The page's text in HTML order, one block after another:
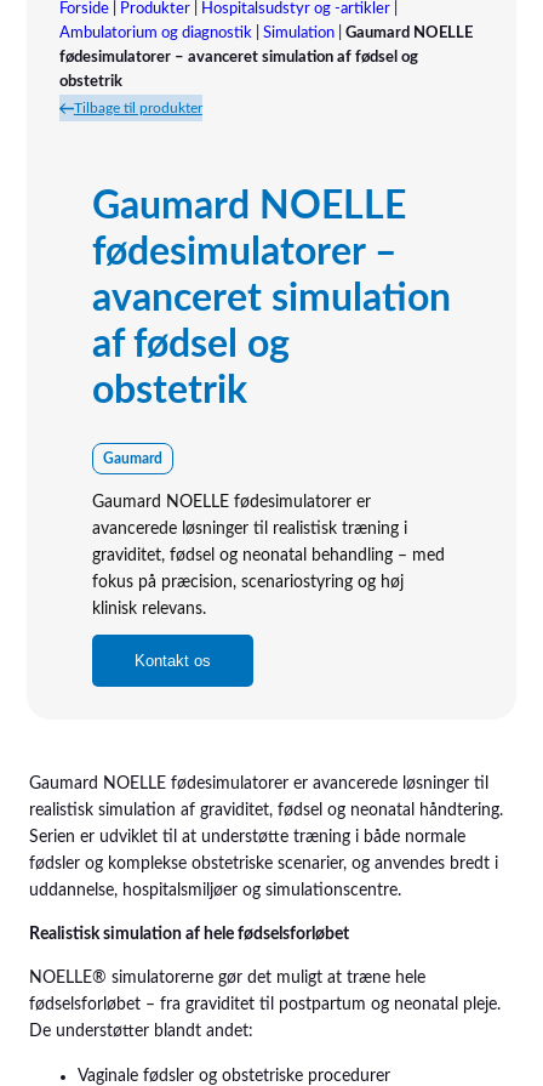
Forside| Produkter| Hospitalsudstyr og -artikler|
Ambulatorium og diagnostik| Simulation| Gaumard NOELLE
fødesimulatorer – avanceret simulation af fødsel og
obstetrik
Tilbage til produkter
Gaumard NOELLE
fødesimulatorer –
avanceret simulation
af fødsel og
obstetrik
Gaumard
Gaumard NOELLE fødesimulatorer er
avancerede løsninger til realistisk træning i
graviditet, fødsel og neonatal behandling – med
fokus på præcision, scenariostyring og høj
klinisk relevans.
Kontakt os
Gaumard NOELLE fødesimulatorer er avancerede løsninger til
realistisk simulation af graviditet, fødsel og neonatal håndtering.
Serien er udviklet til at understøtte træning i både normale
fødsler og komplekse obstetriske scenarier, og anvendes bredt i
uddannelse, hospitalsmiljøer og simulationscentre.
Realistisk simulation af hele fødselsforløbet
NOELLE® simulatorerne gør det muligt at træne hele
fødselsforløbet – fra graviditet til postpartum og neonatal pleje.
De understøtter blandt andet:
Vaginale fødsler og obstetriske procedurer